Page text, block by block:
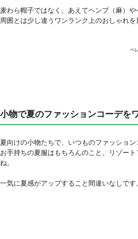
麦わら帽子ではなく、あえてヘンプ（麻）
周囲とは少し違うワンランク上のおしゃれ
ベ
小物で夏のファッションコーデを
夏向けの小物たちで、いつものファッショ
お手持ちの夏服はもちろんのこと、リゾー
ね。
一気に夏感がアップすること間違いなしです。